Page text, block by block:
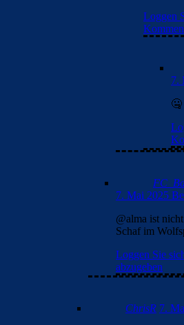
Loggen
7.
🤐
7. Mai 2025
@alma ist
Schaf im
Loggen Sie
abzugeben
ChrisR 7.